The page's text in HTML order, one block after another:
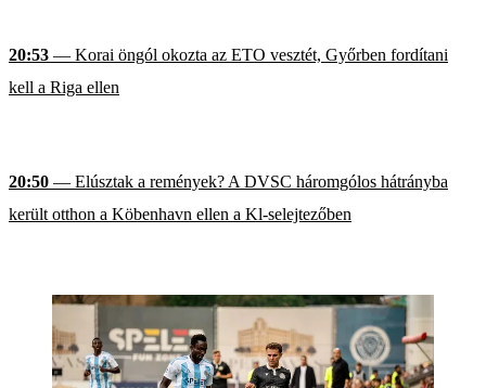
20:53 — Korai öngól okozta az ETO vesztét, Győrben fordítani
kell a Riga ellen
20:50 — Elúsztak a remények? A DVSC háromgólos hátrányba
került otthon a Köbenhavn ellen a Kl-selejtezőben